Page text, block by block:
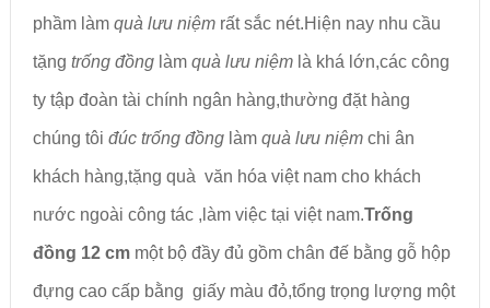
phầm làm quà lưu niệmrất sắc nét.Hiện nay nhu cầu
tặng trống đồnglàm quà lưu niệmlà khá lớn,các công
ty tập đoàn tài chính ngân hàng,thường đặt hàng
chúng tôi đúc trống đồnglàm quà lưu niệmchi ân
khách hàng,tặng quà văn hóa việt nam cho khách
nước ngoài công tác ,làm việc tại việt nam.Trống
đồng 12 cmmột bộ đầy đủ gồm chân đế bằng gỗ hộp
đựng cao cấp bằng giấy màu đỏ,tổng trọng lượng một